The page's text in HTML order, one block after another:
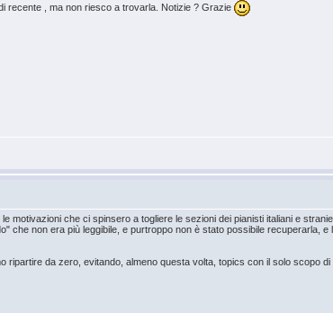
recente , ma non riesco a trovarla. Notizie ? Grazie
motivazioni che ci spinsero a togliere le sezioni dei pianisti italiani e
non era più leggibile, e purtroppo non è stato possibile recuperarla, e
da zero, evitando, almeno questa volta, topics con il solo scopo di